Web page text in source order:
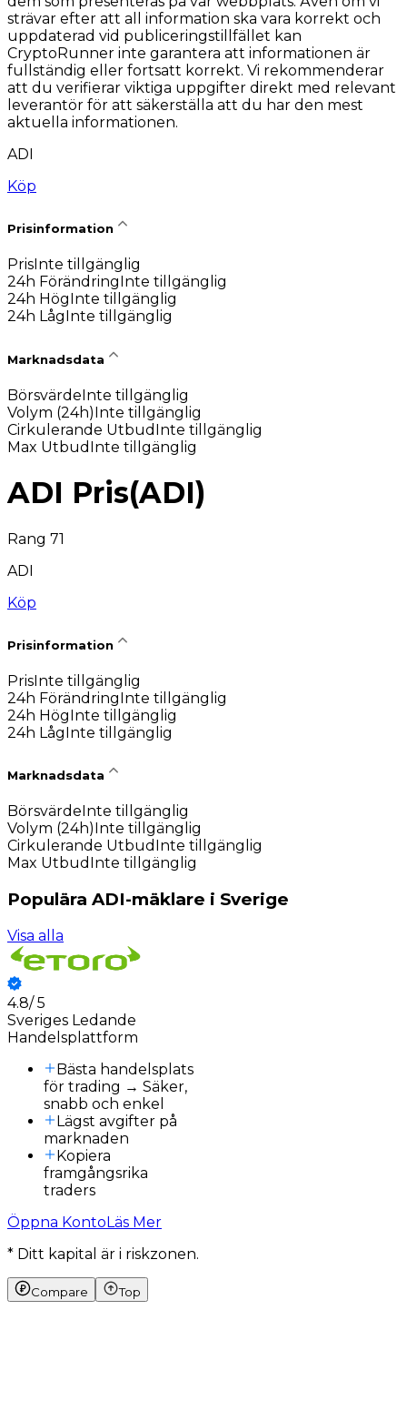
strävar efter att all information ska vara korrekt och
uppdaterad vid publiceringstillfället kan
CryptoRunner inte garantera att informationen är
fullständig eller fortsatt korrekt. Vi rekommenderar
att du verifierar viktiga uppgifter direkt med relevant
leverantör för att säkerställa att du har den mest
aktuella informationen.
ADI
Köp
Prisinformation
Pris Inte tillgänglig
24h Förändring Inte tillgänglig
24h Hög Inte tillgänglig
24h Låg Inte tillgänglig
Marknadsdata
BörsvärdeInte tillgänglig
Volym (24h)Inte tillgänglig
Cirkulerande Utbud Inte tillgänglig
Max Utbud Inte tillgänglig
ADI Pris(ADI)
Rang 71
ADI
Köp
Prisinformation
PrisInte tillgänglig
24h FörändringInte tillgänglig
24h HögInte tillgänglig
24h LågInte tillgänglig
Marknadsdata
Börsvärde Inte tillgänglig
Volym (24h) Inte tillgänglig
Cirkulerande Utbud Inte tillgänglig
Max Utbud Inte tillgänglig
Populära ADI-mäklare i Sverige
Visa alla
4.8/5
Sveriges Ledande
Handelsplattform
Bästa handelsplats
för trading → Säker,
snabb och enkel
Lägst avgifter på
marknaden
Kopiera
framgångsrika
traders
Öppna KontoLäs Mer
* Ditt kapital är i riskzonen.
Compare Top